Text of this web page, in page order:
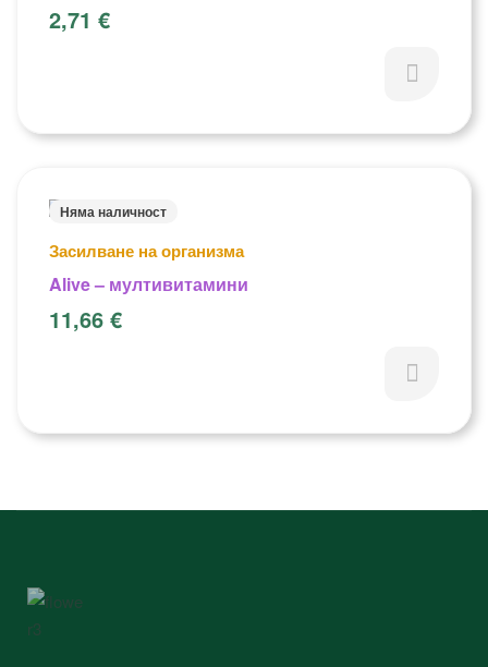
2,71 €
Няма наличност
Засилване на организма
Alive – мултивитамини
11,66 €